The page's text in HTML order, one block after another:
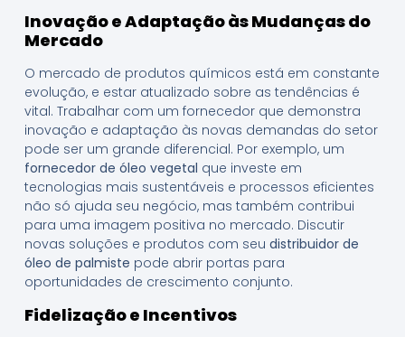
Inovação e Adaptação às Mudanças do
Mercado
O mercado de produtos químicos está em constante
evolução, e estar atualizado sobre as tendências é
vital. Trabalhar com um fornecedor que demonstra
inovação e adaptação às novas demandas do setor
pode ser um grande diferencial. Por exemplo, um
fornecedor de óleo vegetal que investe em
tecnologias mais sustentáveis e processos eficientes
não só ajuda seu negócio, mas também contribui
para uma imagem positiva no mercado. Discutir
novas soluções e produtos com seu distribuidor de
óleo de palmiste pode abrir portas para
oportunidades de crescimento conjunto.
Fidelização e Incentivos